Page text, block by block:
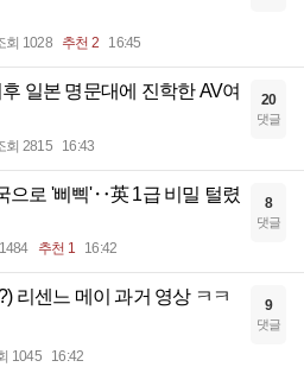
회 1028 추천 2 16:45
일본 명문대에 진학한 AV여
회 2815 16:43
20
댓글
으로 '삐삑'‥英 1급 비밀 털렸
추천 1 16:42
8
댓글
리센느 메이 과거 영상 ㅋㅋ
1045 16:42
9
댓글